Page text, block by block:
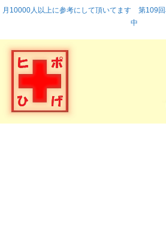
月10000人以上に参考にして頂いてます 第109
中